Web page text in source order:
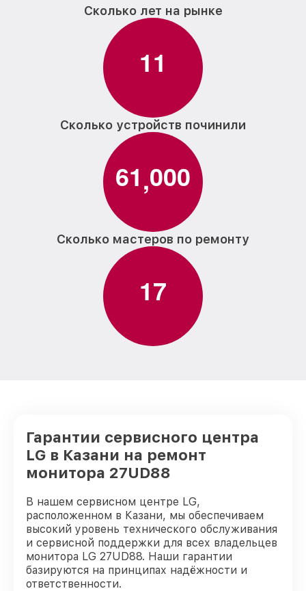
Сколько лет на рынке
11
Сколько устройств починили
61,000
Сколько мастеров по ремонту
17
Гарантии сервисного центра
LG в Казани на ремонт
монитора 27UD88
В нашем сервисном центре LG,
расположенном в Казани, мы обеспечиваем
высокий уровень технического обслуживания
и сервисной поддержки для всех владельцев
монитора LG 27UD88. Наши гарантии
базируются на принципах надёжности и
ответственности.